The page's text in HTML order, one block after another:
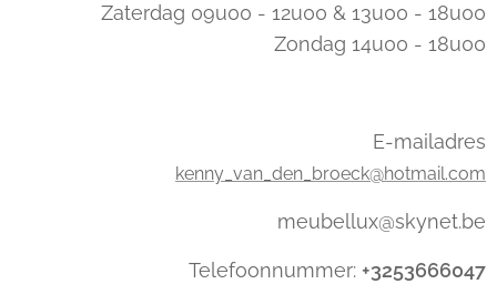
Zaterdag 09u00 - 12u00 & 13u00 - 18u00
Zondag 14u00 - 18u00
E-mailadres
kenny_van_den_broeck@hotmail.com
meubellux@skynet.be
Telefoonnummer: +3253666047